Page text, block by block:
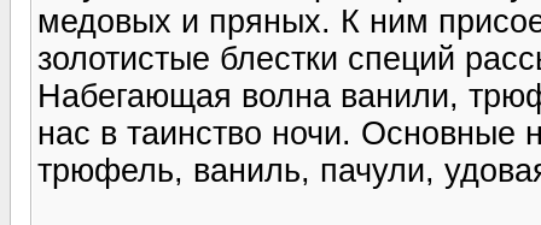
медовых и пряных. К ним
золотистые блестки специй
Набегающая волна ванили,
нас в таинство ночи.
трюфель, ваниль, пачули,